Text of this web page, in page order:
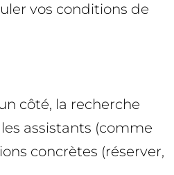
vos conditions de
côté, la recherche
assistants (comme
concrètes (réserver,